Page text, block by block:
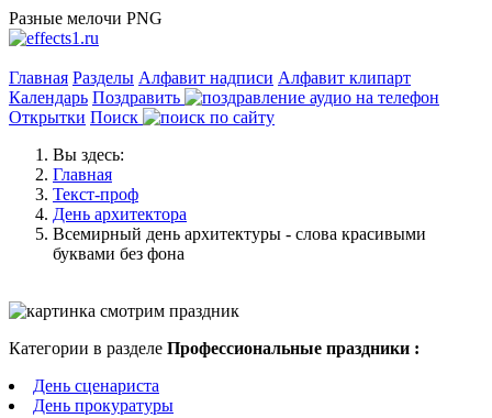
Разные мелочи PNG
Главная Разделы Алфавит надписи Алфавит клипарт
Календарь Поздравить
Открытки Поиск
Вы здесь:
Главная
Текст-проф
День архитектора
Всемирный день архитектуры - слова красивыми
буквами без фона
Категории в разделе Профессиональные праздники :
День сценариста
День прокуратуры